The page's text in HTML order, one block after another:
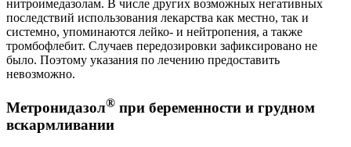
нитроимедазолам. В числе других возможных негативных
последствий использования лекарства как местно, так и
системно, упоминаются лейко- и нейтропения, а также
тромбофлебит. Случаев передозировки зафиксировано не
было. Поэтому указания по лечению предоставить
невозможно.
Метронидазол® при беременности и грудном
вскармливании